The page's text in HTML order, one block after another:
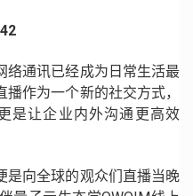
络通讯已经成为日常生活最
作为一个新的社交方式，
是让企业内外沟通更高效
是向全球的观众们直播当晚